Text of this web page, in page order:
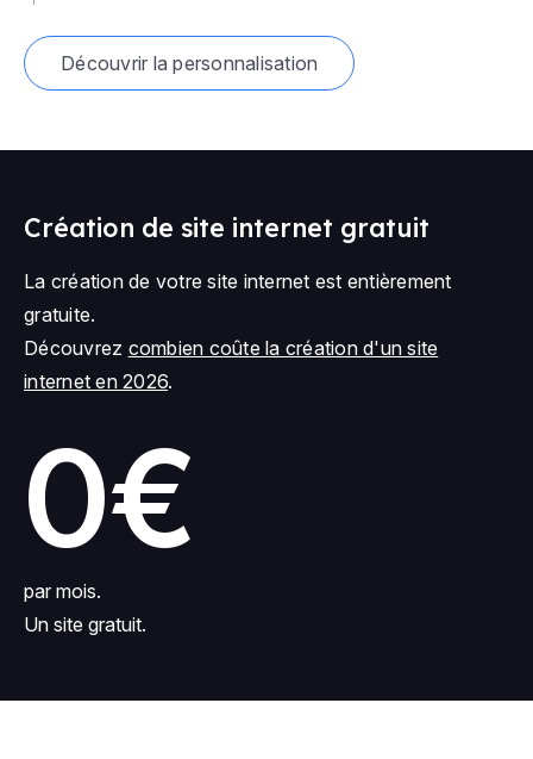
Découvrir la personnalisation
Création de site internet gratuit
La création de votre site internet est entièrement
gratuite.
Découvrez combien coûte la création d'un site
internet en 2026.
0€
par mois.
Un site gratuit.